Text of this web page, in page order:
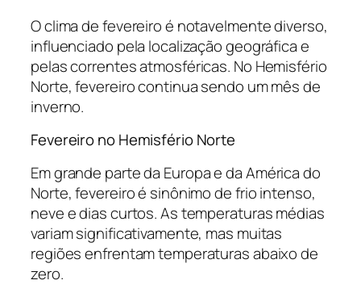
O clima de fevereiro é notavelmente diverso,
influenciado pela localização geográfica e
pelas correntes atmosféricas. No Hemisfério
Norte, fevereiro continua sendo um mês de
inverno.
Fevereiro no Hemisfério Norte
Em grande parte da Europa e da América do
Norte, fevereiro é sinônimo de frio intenso,
neve e dias curtos. As temperaturas médias
variam significativamente, mas muitas
regiões enfrentam temperaturas abaixo de
zero.